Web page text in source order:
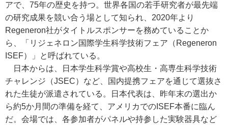
アで、75年の歴史を持つ。世界各国の若手研究者が最先端
の研究成果を競い合う場として知られ、2020年より
Regeneron社がタイトルスポンサーを務めていることか
ら、「リジェネロン国際学生科学技術フェア（Regeneron
ISEF）」と呼ばれている。
日本からは、日本学生科学賞や高校生・高専生科学技術
チャレンジ（JSEC）など、国内提携フェアを通じて選抜さ
れた生徒が派遣されている。日本代表は、昨年末の選出か
ら約5か月間の準備を経て、アメリカでのISEF本番に臨ん
だ。会場では、各参加者がパネルや持参した実験器具など